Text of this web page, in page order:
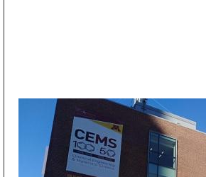
img-20200302-wa0004.jpg